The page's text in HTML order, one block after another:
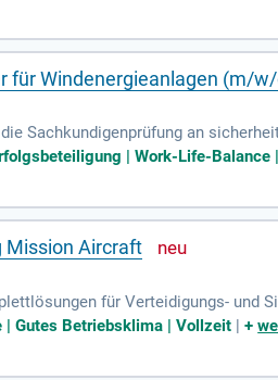
für Windenergieanlagen (m/
Sachkundigenprüfung an
eingehalten werden – so
| Work-Life-Balance
Mission Aircraft
für Verteidigungs- und
an.
Gutes Betriebsklima | Vollzeit |+